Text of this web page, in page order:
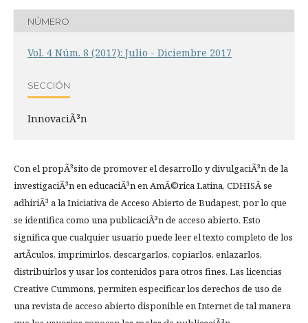
NÚMERO
Vol. 4 Núm. 8 (2017): Julio - Diciembre 2017
SECCIÓN
InnovaciÃ³n
Con el propÃ³sito de promover el desarrollo y divulgaciÃ³n de la
investigaciÃ³n en educaciÃ³n en AmÃ©rica Latina, CDHISÂ se
adhiriÃ³ a la Iniciativa de Acceso Abierto de Budapest, por lo que
se identifica como una publicaciÃ³n de acceso abierto. Esto
significa que cualquier usuario puede leer el texto completo de los
artÃ­culos, imprimirlos, descargarlos, copiarlos, enlazarlos,
distribuirlos y usar los contenidos para otros fines. Las licencias
Creative Cummons, permiten especificar los derechos de uso de
una revista de acceso abierto disponible en Internet de tal manera